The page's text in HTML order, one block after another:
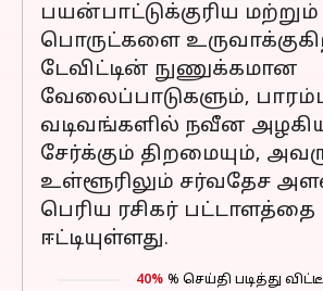
பயன்பாட்டுக்குரிய
பொருட்களை
டேவிட்டின் நுணுக்கமான
வேலைப்பாடுகளும்,
வடிவங்களில் நவீன
சேர்க்கும் திறமையும்,
உள்ளூரிலும் சர்வதேச
பெரிய ரசிகர் பட்டாளத்தை
ஈட்டியுள்ளது.
40% % செய்தி படித்து